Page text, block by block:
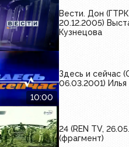
Вести. Дон
20.12.2005)
Кузнецова
10:00
Здесь и сейчас
06.03.2001)
24 (REN TV,
(фрагмент)